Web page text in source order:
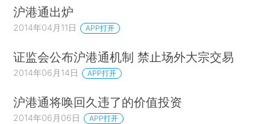
沪港通出炉
2014年04月11日 APP打开
证监会公布沪港通机制 禁止场外大宗交易
2014年06月14日 APP打开
沪港通将唤回久违了的价值投资
2014年06月06日 APP打开